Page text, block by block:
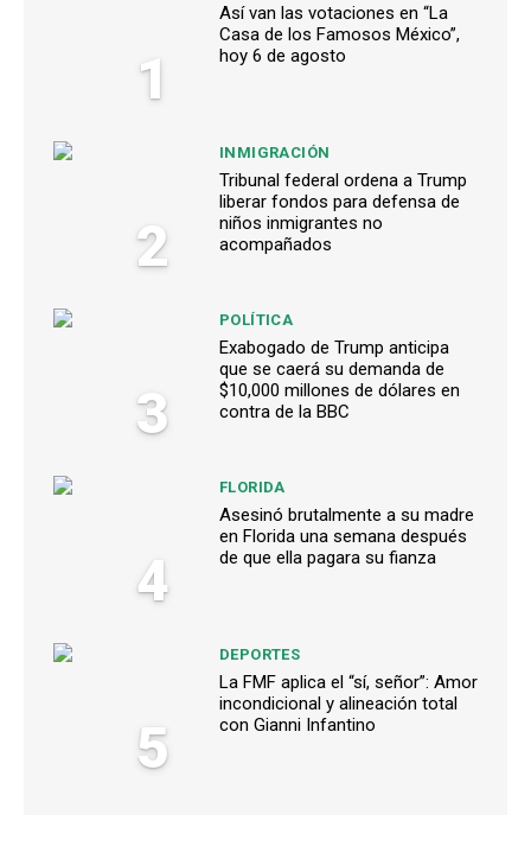
1
Así van las votaciones en “La
Casa de los Famosos México”,
hoy 6 de agosto
2
INMIGRACIÓN
Tribunal federal ordena a Trump
liberar fondos para defensa de
niños inmigrantes no
acompañados
3
POLÍTICA
Exabogado de Trump anticipa
que se caerá su demanda de
$10,000 millones de dólares en
contra de la BBC
4
FLORIDA
Asesinó brutalmente a su madre
en Florida una semana después
de que ella pagara su fianza
5
DEPORTES
La FMF aplica el “sí, señor”: Amor
incondicional y alineación total
con Gianni Infantino